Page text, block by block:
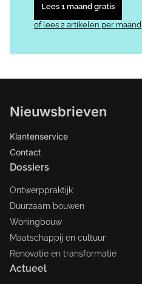
Lees 1 maand gratis
of lees 2 artikelen per maand
Nieuwsbrieven
Klantenservice
Contact
Dossiers
Ontwerppraktijk
Duurzaam bouwen
Woningbouw
Maatschappij en cultuur
Renovatie en transformatie
Actueel